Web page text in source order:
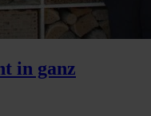
in ganz